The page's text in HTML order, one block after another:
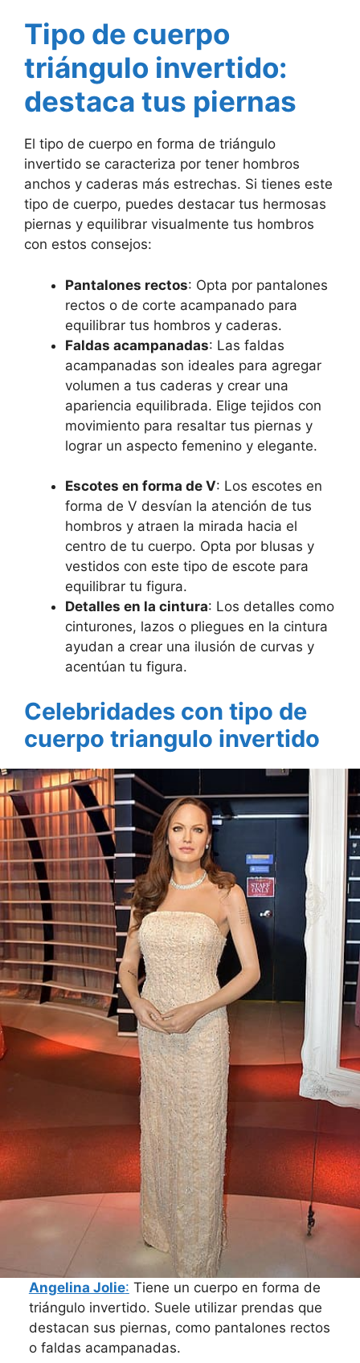
Tipo de cuerpo
triángulo invertido:
destaca tus piernas
El tipo de cuerpo en forma de triángulo
invertido se caracteriza por tener hombros
anchos y caderas más estrechas. Si tienes este
tipo de cuerpo, puedes destacar tus hermosas
piernas y equilibrar visualmente tus hombros
con estos consejos:
Pantalones rectos: Opta por pantalones
rectos o de corte acampanado para
equilibrar tus hombros y caderas.
Faldas acampanadas: Las faldas
acampanadas son ideales para agregar
volumen a tus caderas y crear una
apariencia equilibrada. Elige tejidos con
movimiento para resaltar tus piernas y
lograr un aspecto femenino y elegante.
Escotes en forma de V: Los escotes en
forma de V desvían la atención de tus
hombros y atraen la mirada hacia el
centro de tu cuerpo. Opta por blusas y
vestidos con este tipo de escote para
equilibrar tu figura.
Detalles en la cintura: Los detalles como
cinturones, lazos o pliegues en la cintura
ayudan a crear una ilusión de curvas y
acentúan tu figura.
Celebridades con tipo de
cuerpo triangulo invertido
Angelina Jolie: Tiene un cuerpo en forma de
triángulo invertido. Suele utilizar prendas que
destacan sus piernas, como pantalones rectos
o faldas acampanadas.